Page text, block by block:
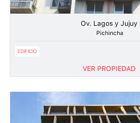
Ov. Lagos y Jujuy
Pichincha
EDIFICIO
VER PROPIEDAD